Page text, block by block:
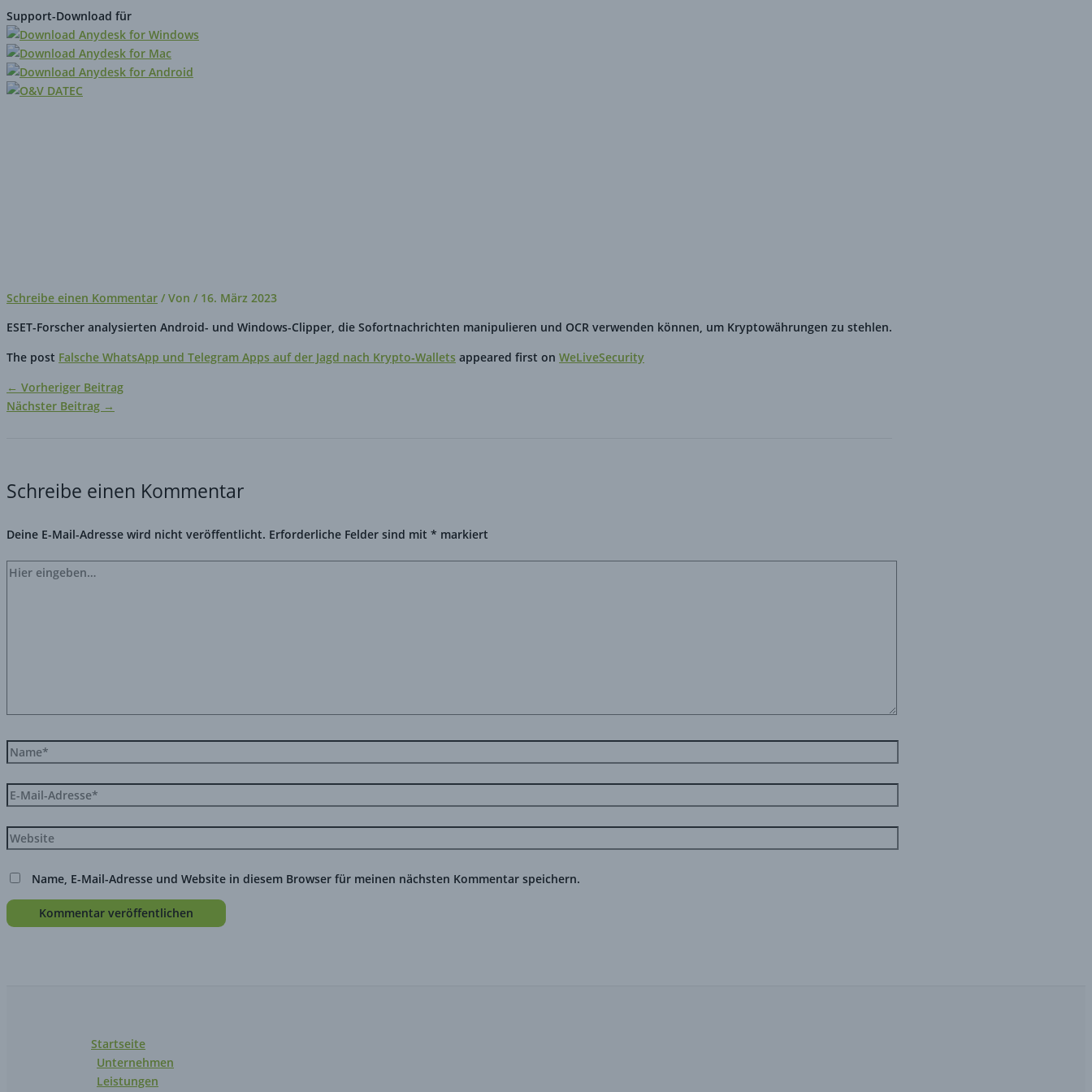
Zum
Inhalt
springen
Support-Download für
Schreibe einen Kommentar / Von / 16. März 2023
ESET-Forscher analysierten Android- und Windows-Clipper, die Sofortnachrichten manipulieren und OCR verwenden können, um Kryptowährungen zu stehlen.
The post Falsche WhatsApp und Telegram Apps auf der Jagd nach Krypto‑Wallets appeared first on WeLiveSecurity
← Vorheriger Beitrag
Nächster Beitrag →
Schreibe einen Kommentar
Deine E-Mail-Adresse wird nicht veröffentlicht. Erforderliche Felder sind mit * markiert
Hier
eingeben…
Name*
E-
Mail-
Adresse*
Website
Name, E-Mail-Adresse und Website in diesem Browser für meinen nächsten Kommentar speichern.
Startseite
Unternehmen
Leistungen